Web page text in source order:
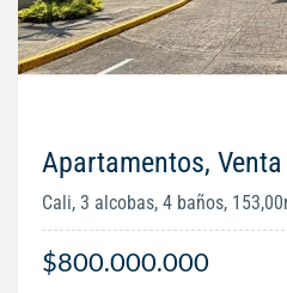
Apartamentos,
Cali, 3 alcobas, 4 baños,
$800.000.000